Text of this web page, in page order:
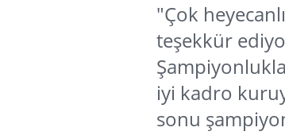
"Çok
teşekkür
iyi kadro
sonu